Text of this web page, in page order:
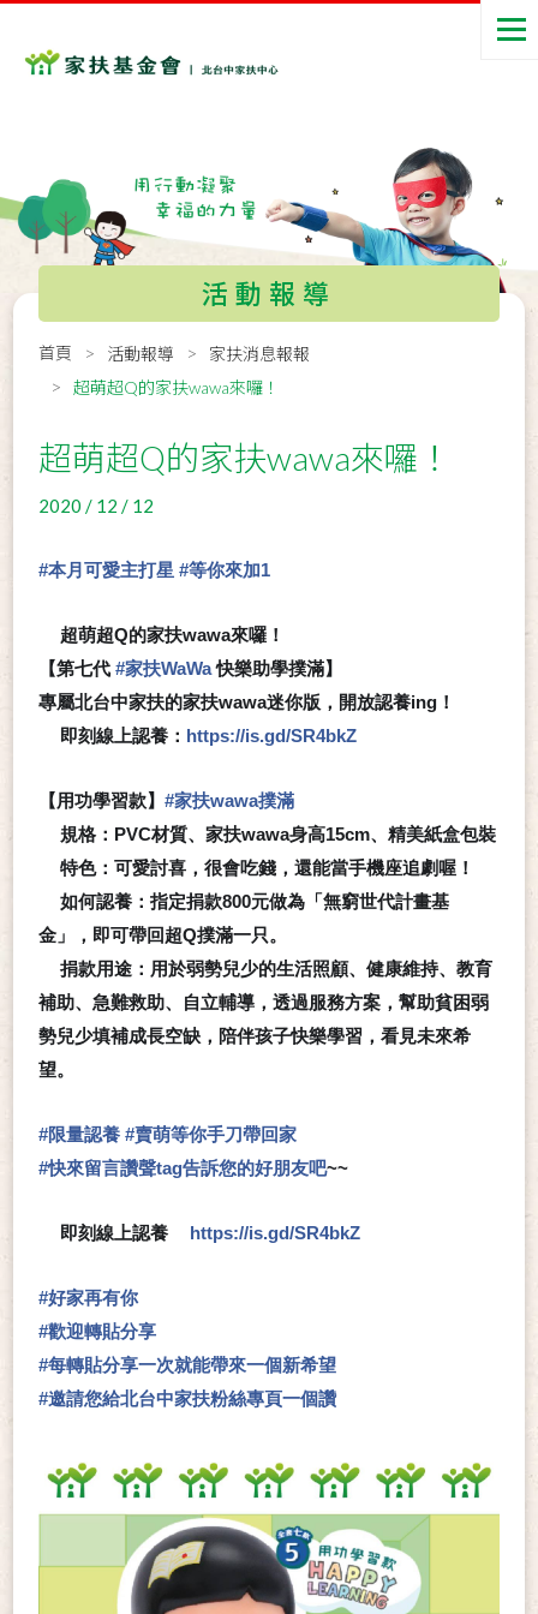
活動報導
首頁 活動報導
家扶消息報報
超萌超Q的家扶wawa來囉！
超萌超Q的家扶wawa來囉！
2020 / 12 / 12
#本月可愛主打星 #等你來加1
超萌超Q的家扶wawa來囉！
【第七代 #家扶WaWa 快樂助學撲滿】
專屬北台中家扶的家扶wawa迷你版，開放認養ing！
即刻線上認養： https://is.gd/SR4bkZ
【用功學習款】#家扶wawa撲滿
規格：PVC材質、家扶wawa身高15cm、精美紙盒包裝
特色：可愛討喜，很會吃錢，還能當手機座追劇喔！
如何認養：指定捐款800元做為「無窮世代計畫基
金」，即可帶回超Q撲滿一只。
捐款用途：用於弱勢兒少的生活照顧、健康維持、教育
補助、急難救助、自立輔導，透過服務方案，幫助貧困弱
勢兒少填補成長空缺，陪伴孩子快樂學習，看見未來希
望。
#限量認養 #賣萌等你手刀帶回家
#快來留言讚聲tag告訴您的好朋友吧~~
即刻線上認養 👉https://is.gd/SR4bkZ
#好家再有你
#歡迎轉貼分享
#每轉貼分享一次就能帶來一個新希望
#邀請您給北台中家扶粉絲專頁一個讚